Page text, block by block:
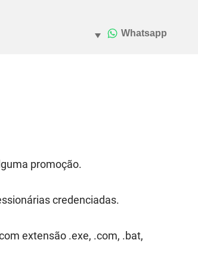
promoção.
credenciadas.
extensão .exe, .com, .bat,